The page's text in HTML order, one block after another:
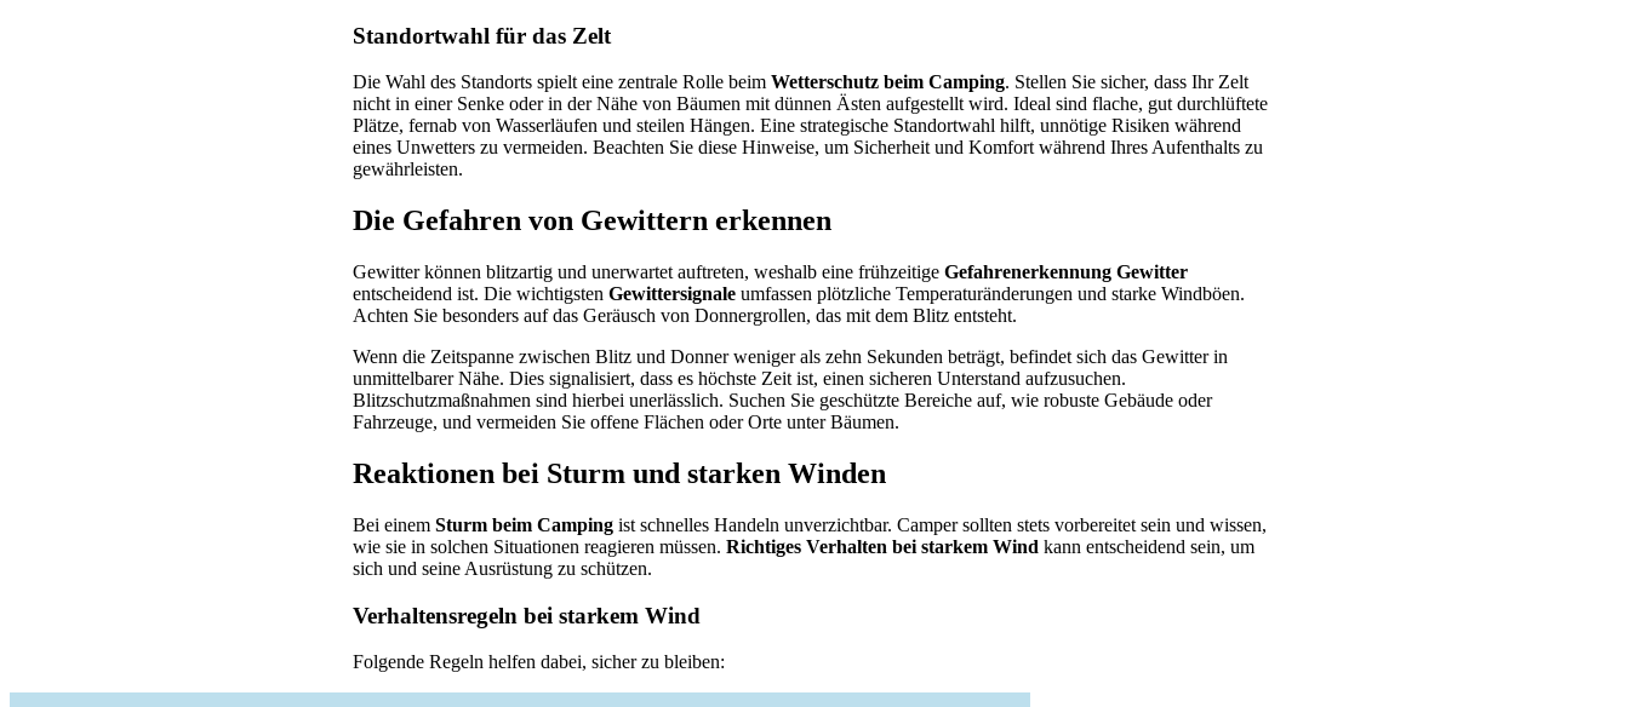
Standortwahl für das Zelt
Die Wahl des Standorts spielt eine zentrale Rolle beim Wetterschutz beim Camping. Stellen Sie sicher, dass Ihr Zelt
nicht in einer Senke oder in der Nähe von Bäumen mit dünnen Ästen aufgestellt wird. Ideal sind flache, gut durchlüftete
Plätze, fernab von Wasserläufen und steilen Hängen. Eine strategische Standortwahl hilft, unnötige Risiken während
eines Unwetters zu vermeiden. Beachten Sie diese Hinweise, um Sicherheit und Komfort während Ihres Aufenthalts zu
gewährleisten.
Die Gefahren von Gewittern erkennen
Gewitter können blitzartig und unerwartet auftreten, weshalb eine frühzeitige Gefahrenerkennung Gewitter
entscheidend ist. Die wichtigsten Gewittersignale umfassen plötzliche Temperaturänderungen und starke Windböen.
Achten Sie besonders auf das Geräusch von Donnergrollen, das mit dem Blitz entsteht.
Wenn die Zeitspanne zwischen Blitz und Donner weniger als zehn Sekunden beträgt, befindet sich das Gewitter in
unmittelbarer Nähe. Dies signalisiert, dass es höchste Zeit ist, einen sicheren Unterstand aufzusuchen.
Blitzschutzmaßnahmen sind hierbei unerlässlich. Suchen Sie geschützte Bereiche auf, wie robuste Gebäude oder
Fahrzeuge, und vermeiden Sie offene Flächen oder Orte unter Bäumen.
Reaktionen bei Sturm und starken Winden
Bei einem Sturm beim Camping ist schnelles Handeln unverzichtbar. Camper sollten stets vorbereitet sein und wissen,
wie sie in solchen Situationen reagieren müssen. Richtiges Verhalten bei starkem Wind kann entscheidend sein, um
sich und seine Ausrüstung zu schützen.
Verhaltensregeln bei starkem Wind
Folgende Regeln helfen dabei, sicher zu bleiben: